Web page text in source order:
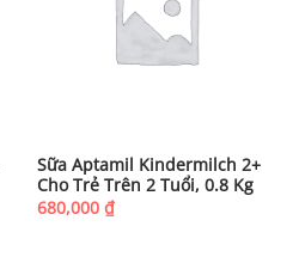
Sữa Aptamil Kindermilch 2+
Cho Trẻ Trên 2 Tuổi, 0.8 Kg
680,000 ₫